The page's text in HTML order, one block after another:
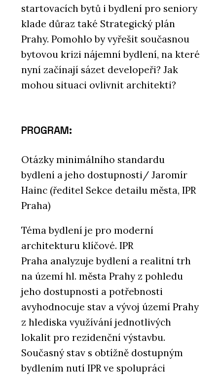
startovacích bytů i bydlení pro seniory
klade důraz také Strategický plán
Prahy. Pomohlo by vyřešit současnou
bytovou krizi nájemní bydlení, na které
nyní začínají sázet developeři? Jak
mohou situaci ovlivnit architekti?
PROGRAM:
Otázky minimálního standardu
bydlení a jeho dostupnosti/ Jaromír
Hainc (ředitel Sekce detailu města, IPR
Praha)
Téma bydlení je pro moderní
architekturu klíčové. IPR
Praha analyzuje bydlení a realitní trh
na území hl. města Prahy z pohledu
jeho dostupnosti a potřebnosti
avyhodnocuje stav a vývoj území Prahy
z hlediska využívání jednotlivých
lokalit pro rezidenční výstavbu.
Současný stav s obtížně dostupným
bydlením nutí IPR ve spolupráci